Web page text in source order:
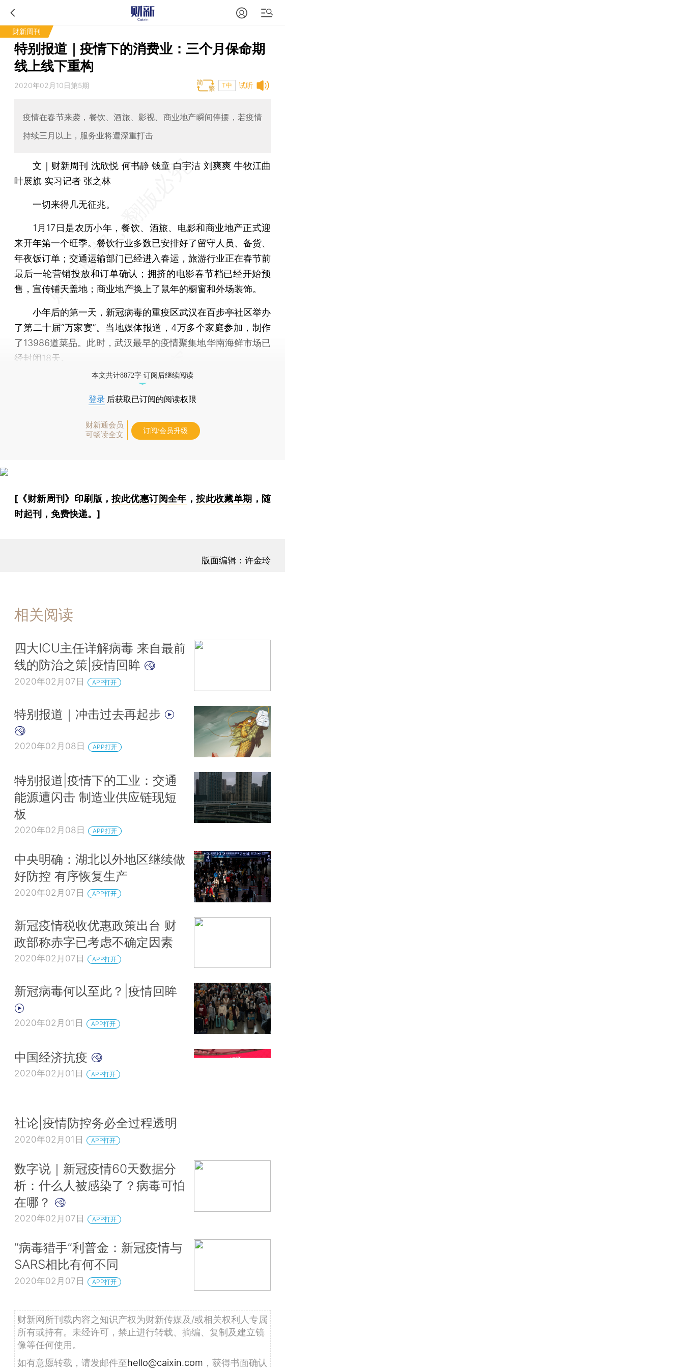
财新周刊
特别报道｜疫情下的消费业：三个月保命期
线上线下重构
试听
2020年02月10日第5期 T中
疫情在春节来袭，餐饮、酒旅、影视、商业地产瞬间停摆，若疫情
持续三月以上，服务业将遭深重打击
文｜财新周刊 沈欣悦 何书静 钱童 白宇洁 刘爽爽 牛牧江曲
叶展旗 实习记者 张之林
一切来得几无征兆。
1月17日是农历小年，餐饮、酒旅、电影和商业地产正式迎
来开年第一个旺季。餐饮行业多数已安排好了留守人员、备货、
年夜饭订单；交通运输部门已经进入春运，旅游行业正在春节前
最后一轮营销投放和订单确认；拥挤的电影春节档已经开始预
售，宣传铺天盖地；商业地产换上了鼠年的橱窗和外场装饰。
小年后的第一天，新冠病毒的重疫区武汉在百步亭社区举办
了第二十届“万家宴”。当地媒体报道，4万多个家庭参加，制作
了13986道菜品。此时，武汉最早的疫情聚集地华南海鲜市场已
经封闭18天。
本文共计8872字 订阅后继续阅读
登录 后获取已订阅的阅读权限
财新通会员
可畅读全文
订阅/会员升级
[《财新周刊》印刷版，按此优惠订阅全年 ，按此收藏单期 ，随
时起刊，免费快递。]
版面编辑：许金玲
相关阅读
四大ICU主任详解病毒 来自最前
线的防治之策|疫情回眸
2020年02月07日 APP打开
特别报道｜冲击过去再起步
2020年02月08日 APP打开
特别报道|疫情下的工业：交通
能源遭闪击 制造业供应链现短
板
2020年02月08日 APP打开
中央明确：湖北以外地区继续做
好防控 有序恢复生产
2020年02月07日 APP打开
新冠疫情税收优惠政策出台 财
政部称赤字已考虑不确定因素
2020年02月07日 APP打开
新冠病毒何以至此？|疫情回眸
2020年02月01日 APP打开
中国经济抗疫
2020年02月01日 APP打开
社论|疫情防控务必全过程透明
2020年02月01日 APP打开
数字说｜新冠疫情60天数据分
析：什么人被感染了？病毒可怕
在哪？
2020年02月07日 APP打开
“病毒猎手”利普金：新冠疫情与
SARS相比有何不同
2020年02月07日 APP打开
财新网所刊载内容之知识产权为财新传媒及/或相关权利人专属
所有或持有。未经许可，禁止进行转载、摘编、复制及建立镜
像等任何使用。
如有意愿转载，请发邮件至hello@caixin.com ，获得书面确认